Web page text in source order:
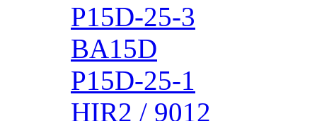
P15D-25-3
BA15D
P15D-25-1
HIR2 / 9012